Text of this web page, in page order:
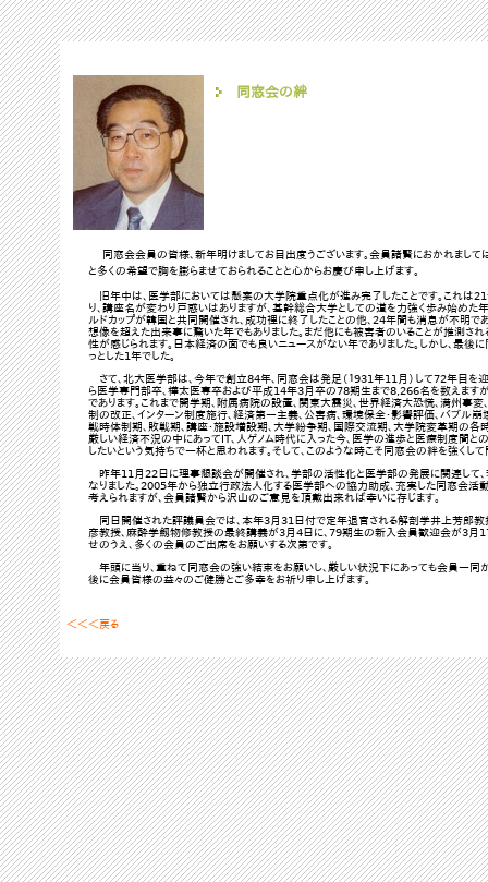
同窓会の絆
同窓会会員の皆様、新年明けましてお目出度うございます。会員諸賢におかれまして
と多くの希望で胸を膨らませておられることと心からお慶び申し上げます。
旧年中は、医学部においては懸案の大学院重点化が進み完了したことです。これは
り、講座名が変わり戸惑いはありますが、基幹総合大学としての道を力強く歩み始めた
ルドカップが韓国と共同開催され、成功裡に終了したことの他、24年間も消息が不明
想像を超えた出来事に驚いた年でもありました。まだ他にも被害者のいることが推測さ
性が感じられます。日本経済の面でも良いニュースがない年でありました。しかし、最後
っとした1年でした。
さて、北大医学部は、今年で創立84年、同窓会は発足（１931年11月）して72年目
ら医学専門部卒、樺太医専卒および平成14年3月卒の78期生まで8,266名を数えます
であります。これまで開学期、附属病院の設置、関東大震災、世界経済大恐慌、満州事変、
制の改正、インターン制度施行、経済第一主義、公害病、環境保全・影響評価、バブル
戦時体制期、敗戦期、講座・施設増設期、大学紛争期、国際交流期、大学院変革期の
厳しい経済不況の中にあってIT、人ゲノム時代に入った今、医学の進歩と医療制度間と
したいという気持ちで一杯と思われます。そして、このような時こそ同窓会の絆を強くし
昨年11月22日に理事懇談会が開催され、学部の活性化と医学部の発展に関連して
なりました。2005年から独立行政法人化する医学部への協力助成、充実した同窓会活
考えられますが、会員諸賢から沢山のご意見を頂戴出来れば幸いに存じます。
同日開催された評議員会では、本年3月31日付で定年退官される解剖学井上芳郎
彦教授、麻酔学劔物修教授の最終講義が3月4日に、79期生の新入会員歓迎会が3月17
せのうえ、多くの会員のご出席をお願いする次第です。
年頭に当り、重ねて同窓会の強い結束をお願いし、厳しい状況下にあっても会員一同
後に会員皆様の益々のご健勝とご多幸をお祈り申し上げます。
＜＜＜戻る